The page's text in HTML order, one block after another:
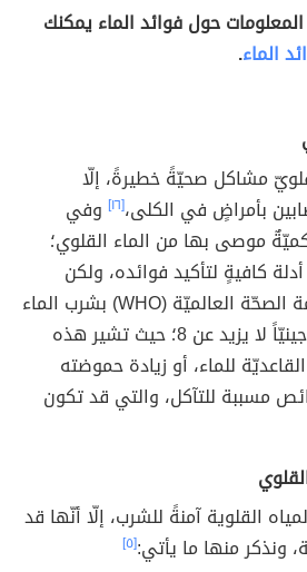
حول فوائد الماء يمكنك
الماء.
مشاكل صحيّةً خطيرةً، إلّا
بأمراضٍ في الكلى،[١٦]
وفي
موصى بها من الماء القلوي؛
كافيةٍ لتأكيد فوائده، ولكن
بشكلٍ عام؛ تنصح منظمة الصحّة العالميّة (WHO) بشرب الماء
الذي يمتلك أسّاً هيدروجينيّاً لا يزيد عن 8؛ حيث تشير هذه
للماء، أو زيادة حموضته
مسببة للتآكل، والتي قد تكون
القلوية آمنةً للشرب، إلّا أنّها قد
ونذكر منها ما يأتي:[٥]